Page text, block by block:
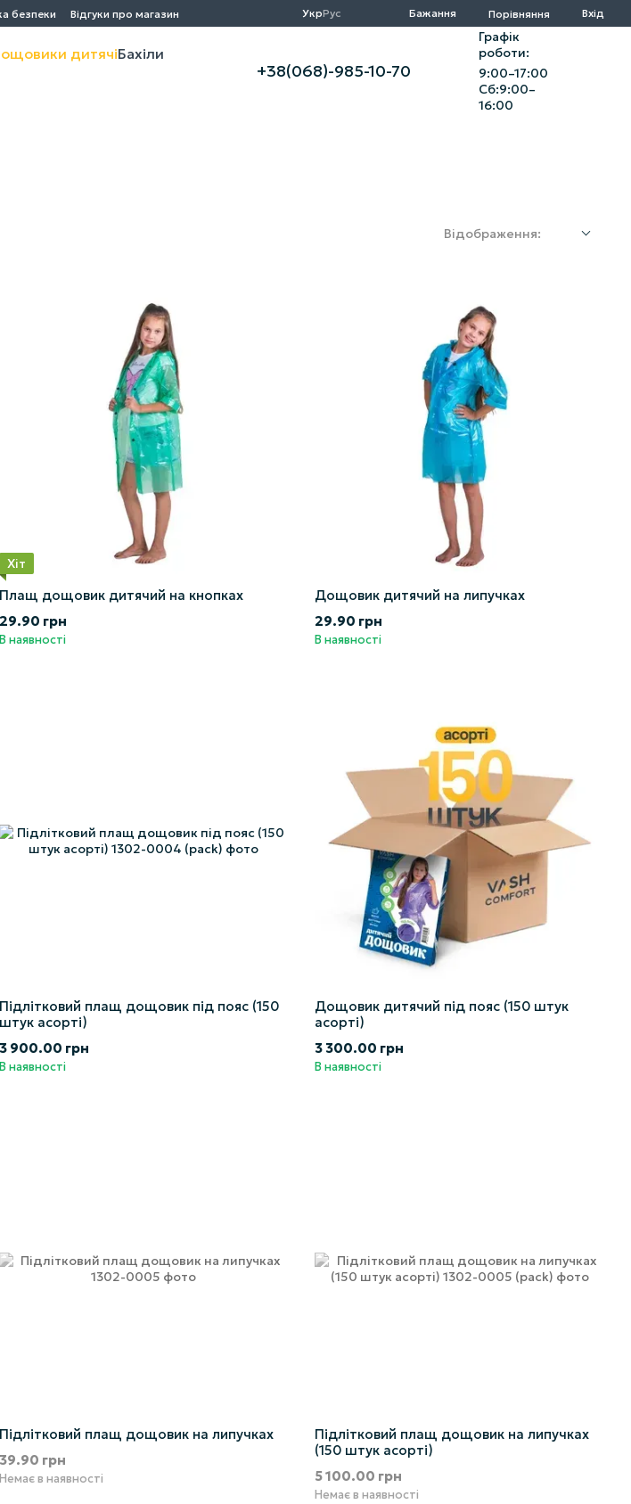
безпеки
Відгуки про магазин
УкрРус Бажання Порівняння Вхід
дитячіБахіли
+38(068)-985-10-70
Графік
роботи:
9:00–17:00
Сб:9:00–
16:00
Відображення:
Хіт
Плащ дощовик дитячий на кнопках
29.90 грн
В наявності
Дощовик дитячий на липучках
29.90 грн
В наявності
Підлітковий плащ дощовик під пояс (150
штук асорті)
3 900.00 грн
В наявності
Дощовик дитячий під пояс (150 штук
асорті)
3 300.00 грн
В наявності
Підлітковий плащ дощовик на липучках
39.90 грн
Немає в наявності
Підлітковий плащ дощовик на липучках
(150 штук асорті)
5 100.00 грн
Немає в наявності